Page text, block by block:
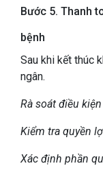
Bước 5. Thanh
bệnh
Sau khi kết thúc
ngân.
Rà soát điều
Kiểm tra quyền
Xác định phần